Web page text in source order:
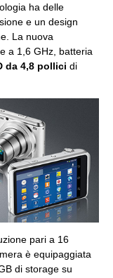
ha delle
e un design
La nuova
a 1,6 GHz, batteria
da 4,8 pollici di
pari a 16
è equipaggiata
di storage su